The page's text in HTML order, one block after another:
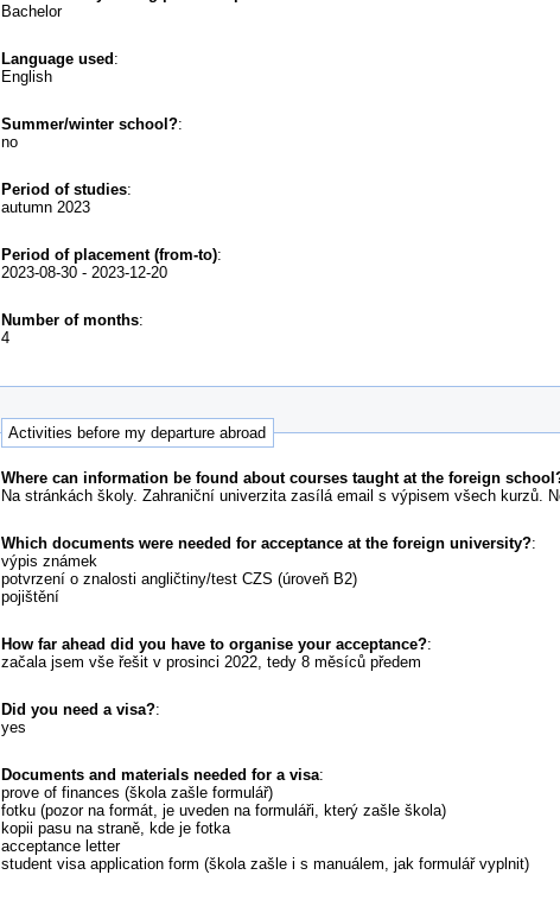
Bachelor
Language used :
English
Summer/winter school?:
no
Period of studies:
autumn 2023
Period of placement (from-to):
2023-08-30 - 2023-12-20
Number of months:
4
Activities before my departure abroad
Where can information be found about courses taught at the foreign
Na stránkách školy. Zahraniční univerzita zasílá email s výpisem všech kurzů.
Which documents were needed for acceptance at the foreign university?:
výpis známek
potvrzení o znalosti angličtiny/test CZS (úroveň B2)
pojištění
How far ahead did you have to organise your acceptance?:
začala jsem vše řešit v prosinci 2022, tedy 8 měsíců předem
Did you need a visa?:
yes
Documents and materials needed for a visa:
prove of finances (škola zašle formulář)
fotku (pozor na formát, je uveden na formuláři, který zašle škola)
kopii pasu na straně, kde je fotka
acceptance letter
student visa application form (škola zašle i s manuálem, jak formulář vyplnit)